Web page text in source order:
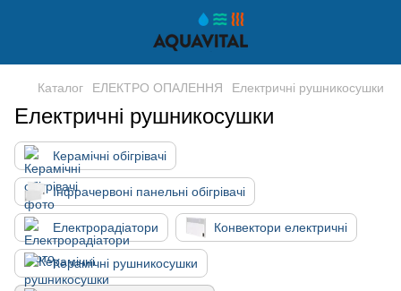
Каталог ЕЛЕКТРО ОПАЛЕННЯ Електричні рушникосушки
Електричні рушникосушки
Керамічні обігрівачі
Інфрачервоні панельні обігрівачі
Електрорадіатори Конвектори електричні
Керамічні рушникосушки